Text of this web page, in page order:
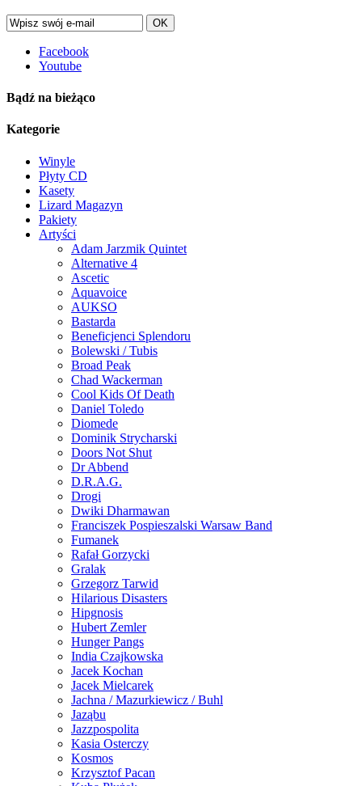
OK
Facebook
Youtube
Bądź na bieżąco
Kategorie
Winyle
Płyty CD
Kasety
Lizard Magazyn
Pakiety
Artyści
Adam Jarzmik Quintet
Alternative 4
Ascetic
Aquavoice
AUKSO
Bastarda
Beneficjenci Splendoru
Bolewski / Tubis
Broad Peak
Chad Wackerman
Cool Kids Of Death
Daniel Toledo
Diomede
Dominik Strycharski
Doors Not Shut
Dr Abbend
D.R.A.G.
Drogi
Dwiki Dharmawan
Franciszek Pospieszalski Warsaw Band
Fumanek
Rafał Gorzycki
Gralak
Grzegorz Tarwid
Hilarious Disasters
Hipgnosis
Hubert Zemler
Hunger Pangs
India Czajkowska
Jacek Kochan
Jacek Mielcarek
Jachna / Mazurkiewicz / Buhl
Jaząbu
Jazzpospolita
Kasia Osterczy
Kosmos
Krzysztof Pacan